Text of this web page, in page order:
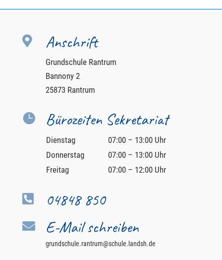
 Anschrift
Grundschule Rantrum
Bannony 2
25873 Rantrum
 Bürozeiten Sekretariat
Dienstag
07:00 – 13:00 Uhr
Donnerstag
07:00 – 13:00 Uhr
Freitag
07:00 – 12:00 Uhr
 04848 850
 E-Mail schreiben
grundschule.rantrum@schule.landsh.de